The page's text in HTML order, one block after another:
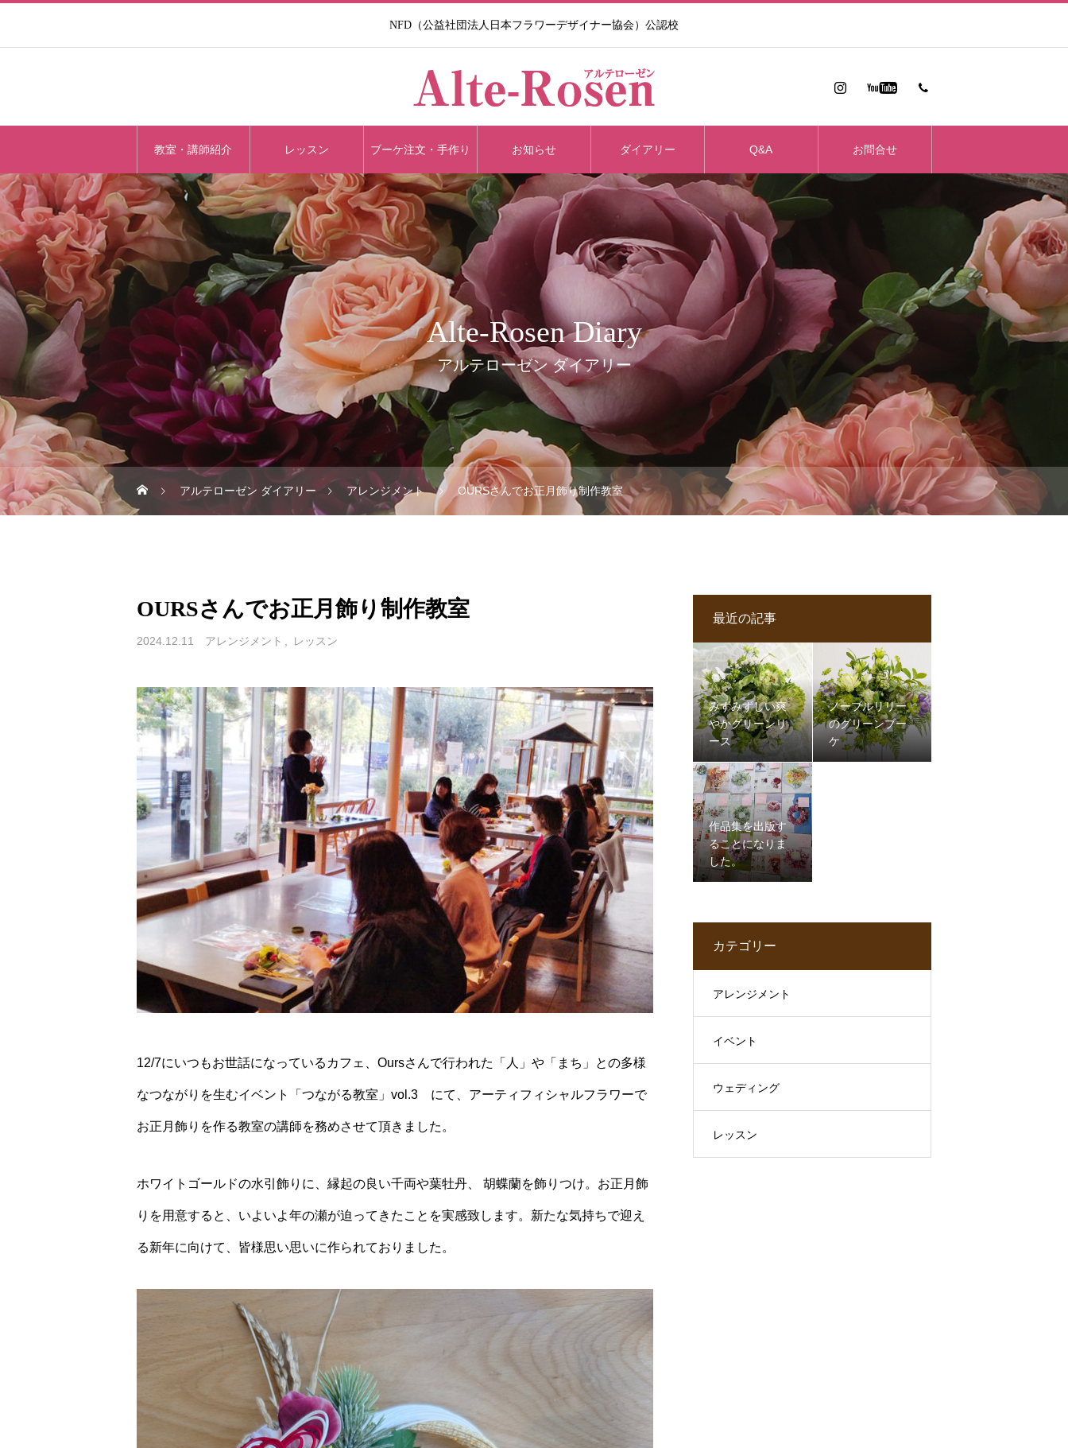
NFD（公益社団法人日本フラワーデザイナー協会）公認校​
教室・講師紹介 レッスン ブーケ注文・手作り お知らせ ダイアリー Q&A お問合せ
Alte-Rosen Diary
アルテローゼン ダイアリー
アルテローゼン ダイアリー アレンジメント OURSさんでお正月飾り制作教室
OURSさんでお正月飾り制作教室
2024.12.11 アレンジメント レッスン
12/7にいつもお世話になっているカフェ、Oursさんで行われた「人」や「まち」との多様
なつながりを生むイベント「つながる教室」vol.3 にて、アーティフィシャルフラワーで
お正月飾りを作る教室の講師を務めさせて頂きました。
ホワイトゴールドの水引飾りに、縁起の良い千両や葉牡丹、 胡蝶蘭を飾りつけ。お正月飾
りを用意すると、いよいよ年の瀬が迫ってきたことを実感致します。新たな気持ちで迎え
る新年に向けて、皆様思い思いに作られておりました。
最近の記事
みずみずしい爽
やかグリーンリ
ース
ノーブルリリー
のグリーンブー
ケ
作品集を出版す
ることになりま
した。
カテゴリー
アレンジメント
イベント
ウェディング
レッスン